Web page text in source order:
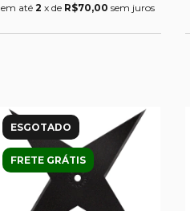
em até 2 x de R$70,00 sem juros
ESGOTADO
FRETE GRÁTIS